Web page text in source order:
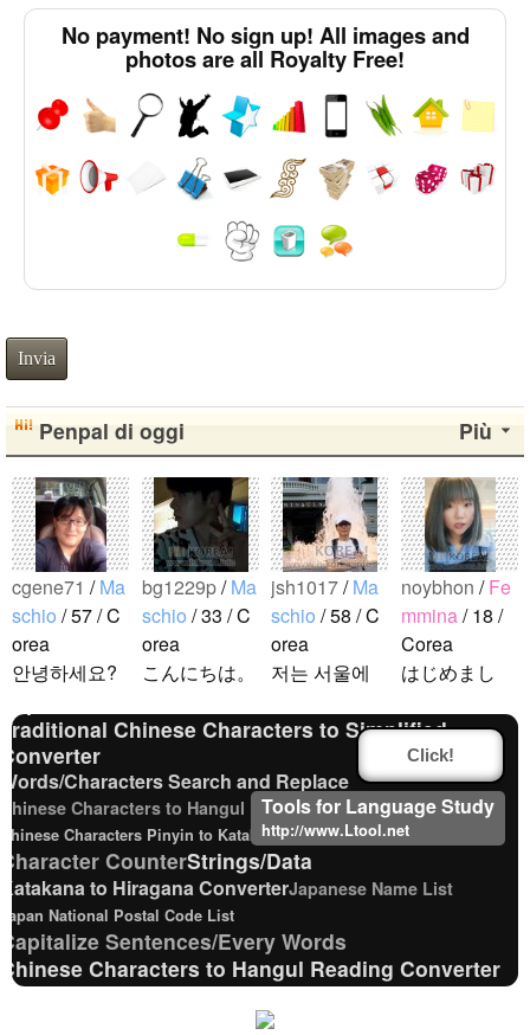
No payment! No sign up! All images and
photos are all Royalty Free!
Invia
Più
Penpal di oggi
cgene71 /Ma
schio / 57 / C
orea
안녕하세요?
좋아하는 한
국인입니다.
서울에 살고
있고 여행시
서로가 알고
있거나 추천
해주고 싶은
식당, 여행코
스등 서로에
게 유익한 정
bg1229p/Ma
schio / 33 / C
orea
こんにちは。
れの韓国人で
は済州島で
す。 日本の
ことは高校生
の時から興味
を持ちまし
た。 日本の
好きなところ
は文化や食べ
jsh1017/Ma
schio / 58 / C
orea
저는 서울에
범한 남자입
비슷한 연령
의 친구들과
친해지고 싶
어요 일본에
가면 좋은 곳
소개 시켜주
면 감사하겠
습니다 반대
로 한국에 오
noybhon /Fe
mmina/ 18 /
Corea
はじめまし
前はイナで
す。今日本語
を勉強してい
ます。。。だ
から日本人の
いです。よろ
します..
tkdrj12 /Masc
hio/ 32 / Cor
ea
初めまして！
韓国に住んで
います。 ​普
段は音楽を聴
Chinese Characters to Pinyin with Tone Marks
Converter
Japanese Kanji Name Dictionary (How to read Japanese
name)
Hiragana Pronunciation Table Uppercase/Lowercase Converter
Traditional Chinese Characters to Simplified
Converter
Words/Characters Search and Replace
Chinese Characters to Hangul Reading Converter
Chinese Characters Pinyin to Katakana Reading Converter
Character CounterStrings/Data
Katakana to Hiragana ConverterJapanese Name List
Japan National Postal Code List
Capitalize Sentences/Every Words
Chinese Characters to Hangul Reading Converter
Hangul Pronunciation Table
Pinyin input method - Pinyin with tone marks
Click!
Tools for Language Study
http://www.Ltool.net